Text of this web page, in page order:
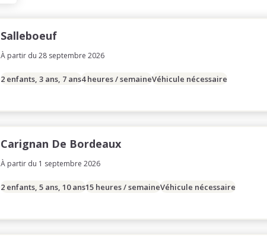
Salleboeuf
À partir du 28 septembre 2026
2 enfants, 3 ans, 7 ans4 heures / semaineVéhicule nécessaire
Carignan De Bordeaux
À partir du 1 septembre 2026
2 enfants, 5 ans, 10 ans15 heures / semaineVéhicule nécessaire